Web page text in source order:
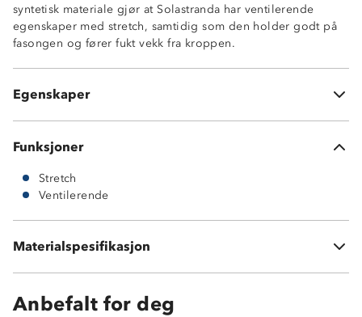
syntetisk materiale gjør at Solastranda har ventilerende
egenskaper med stretch, samtidig som den holder godt på
fasongen og fører fukt vekk fra kroppen.
Egenskaper
Ventilerende
Stretch
210 GSM bomull
Funksjoner
Stretch
Ventilerende
Materialspesifikasjon
35 % bomull, 210 GSM
Anbefalt for deg